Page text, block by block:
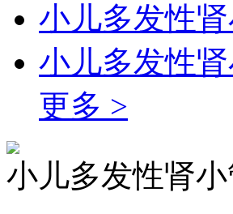
小儿多发性
小儿多发性
更多 >
小儿多发性肾